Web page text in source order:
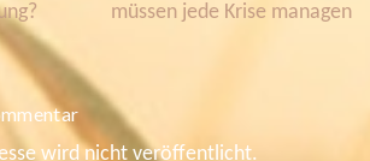
müssen jede Krise managen
wird nicht veröffentlicht.